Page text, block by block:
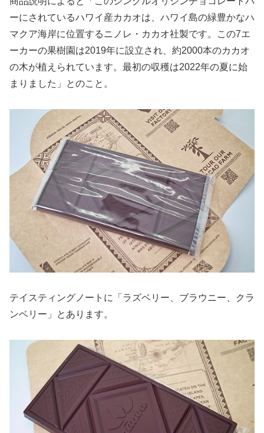
ーにされているハワイ産カカオは、ハワイ島の緑豊かなハ
マクア海岸に位置するニノレ・カカオ社製です。この7エ
ーカーの果樹園は2019年に設立され、約2000本のカカオ
の木が植えられています。最初の収穫は2022年の夏に始
まりました」とのこと。
テイスティングノートに「ラズベリー、ブラウニー、クラ
ンベリー」とあります。